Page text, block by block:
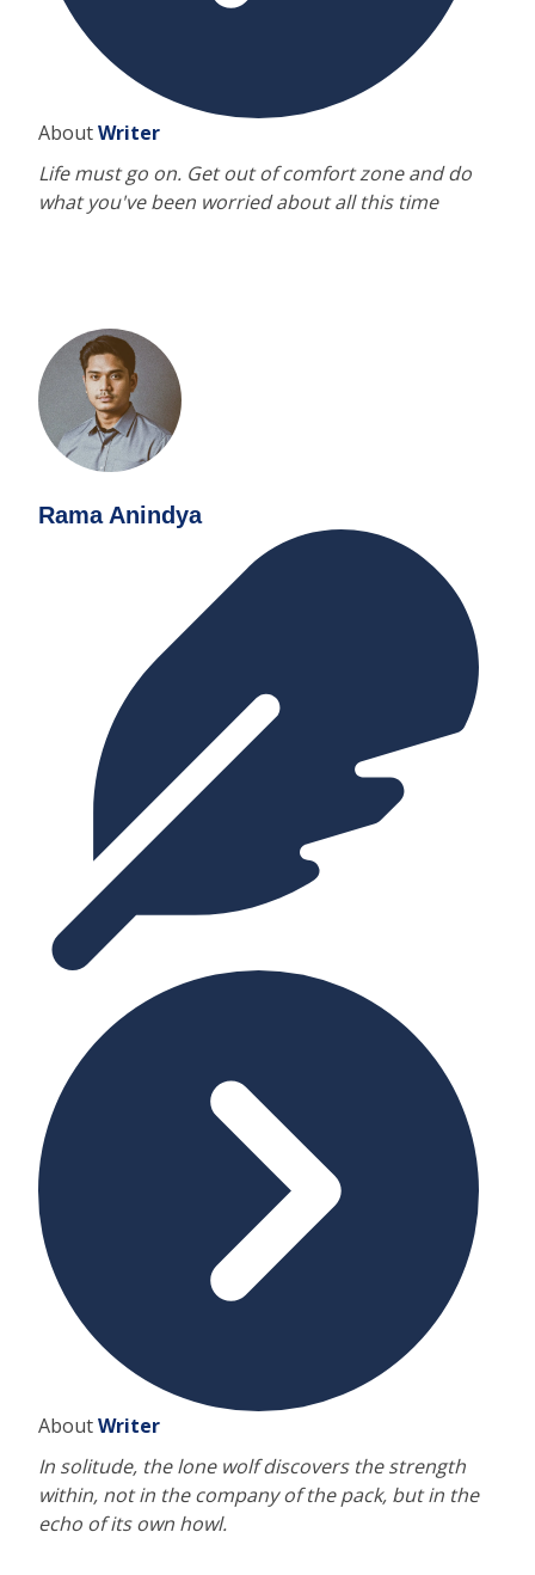
AboutWriter
Life must go on. Get out of comfort zone and do
what you've been worried about all this time
Rama Anindya
AboutWriter
In solitude, the lone wolf discovers the strength
within, not in the company of the pack, but in the
echo of its own howl.